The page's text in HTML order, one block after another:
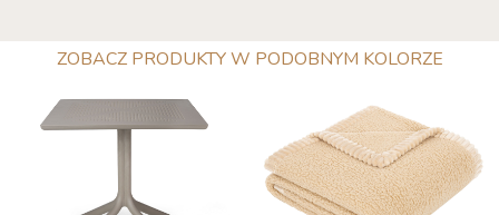
ZOBACZ PRODUKTY W PODOBNYM KOLORZE